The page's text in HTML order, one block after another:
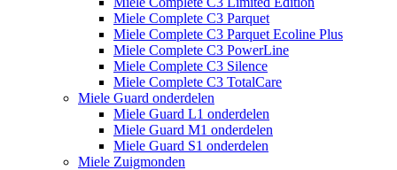
Miele Complete C3 Parquet
Miele Complete C3 Parquet Ecoline Plus
Miele Complete C3 PowerLine
Miele Complete C3 Silence
Miele Complete C3 TotalCare
Miele Guard onderdelen
Miele Guard L1 onderdelen
Miele Guard M1 onderdelen
Miele Guard S1 onderdelen
Miele Zuigmonden